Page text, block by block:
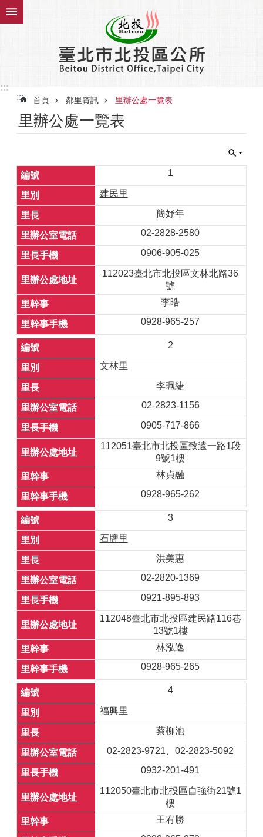
跳到主要內容區塊
:::
:::
首頁 鄰里資訊 里辦公處一覽表
里辦公處一覽表
1
建民里
簡妤年
02-2828-2580
0906-905-025
112023臺北市北投區文林北路36
號
李晧
0928-965-257
2
文林里
李珮緁
02-2823-1156
0905-717-866
112051臺北市北投區致遠一路1段
9號1樓
林貞融
0928-965-262
3
石牌里
洪美惠
02-2820-1369
0921-895-893
112048臺北市北投區建民路116巷
13號1樓
林泓逸
0928-965-265
4
福興里
蔡柳池
02-2823-9721、02-2823-5092
0932-201-491
112050臺北市北投區自強街21號1
樓
王宥勝